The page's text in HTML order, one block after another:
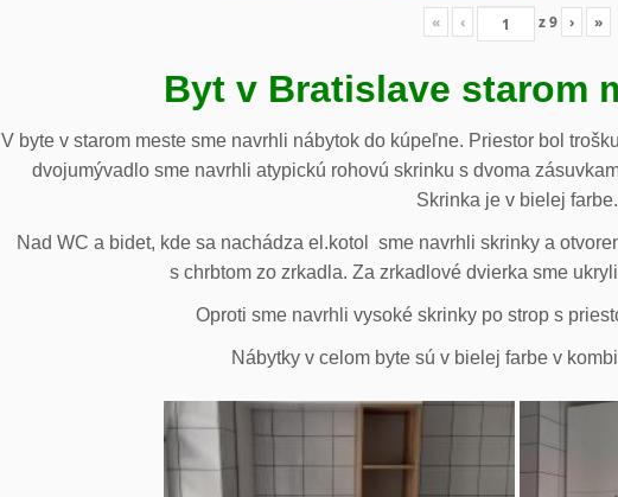
« ‹ z9 › »
Byt v Bratislave starom
V byte v starom meste sme navrhli nábytok do kúpeľne. Priestor bol
dvojumývadlo sme navrhli atypickú rohovú skrinku s dvoma
Skrinka je v bielej farbe.
Nad WC a bidet, kde sa nachádza el.kotol sme navrhli skrinky a
s chrbtom zo zrkadla. Za zrkadlové dvierka sme
Oproti sme navrhli vysoké skrinky po strop s
Nábytky v celom byte sú v bielej farbe v